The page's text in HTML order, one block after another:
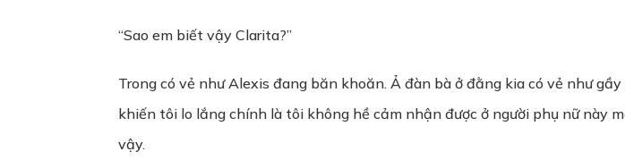
“Sao em biết vậy Clarita?”
Trong có vẻ như Alexis đang băn khoăn. Ả đàn bà ở đằng kia có vẻ như
khiến tôi lo lắng chính là tôi không hề cảm nhận được ở người phụ nữ này
vậy.